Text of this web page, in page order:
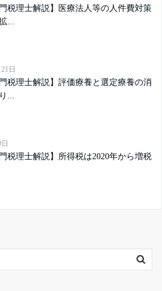
門税理士解説】医療法人等の人件費対策
...
日
門税理士解説】評価療養と選定療養の消
...
門税理士解説】所得税は2020年から増税